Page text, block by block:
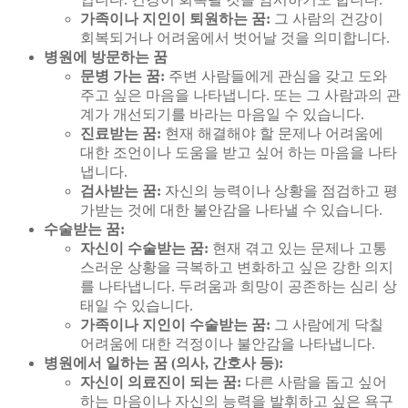
가족이나 지인이 퇴원하는 꿈: 그 사람의 건강이
회복되거나 어려움에서 벗어날 것을 의미합니다.
병원에 방문하는 꿈
문병 가는 꿈: 주변 사람들에게 관심을 갖고 도와
주고 싶은 마음을 나타냅니다. 또는 그 사람과의 관
계가 개선되기를 바라는 마음일 수 있습니다.
진료받는 꿈: 현재 해결해야 할 문제나 어려움에
대한 조언이나 도움을 받고 싶어 하는 마음을 나타
냅니다.
검사받는 꿈: 자신의 능력이나 상황을 점검하고 평
가받는 것에 대한 불안감을 나타낼 수 있습니다.
수술받는 꿈:
자신이 수술받는 꿈: 현재 겪고 있는 문제나 고통
스러운 상황을 극복하고 변화하고 싶은 강한 의지
를 나타냅니다. 두려움과 희망이 공존하는 심리 상
태일 수 있습니다.
가족이나 지인이 수술받는 꿈: 그 사람에게 닥칠
어려움에 대한 걱정이나 불안감을 나타냅니다.
병원에서 일하는 꿈 (의사, 간호사 등):
자신이 의료진이 되는 꿈: 다른 사람을 돕고 싶어
하는 마음이나 자신의 능력을 발휘하고 싶은 욕구